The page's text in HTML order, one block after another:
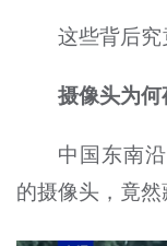
这些背后究
摄像头为何
中国东南
的摄像头，竟然